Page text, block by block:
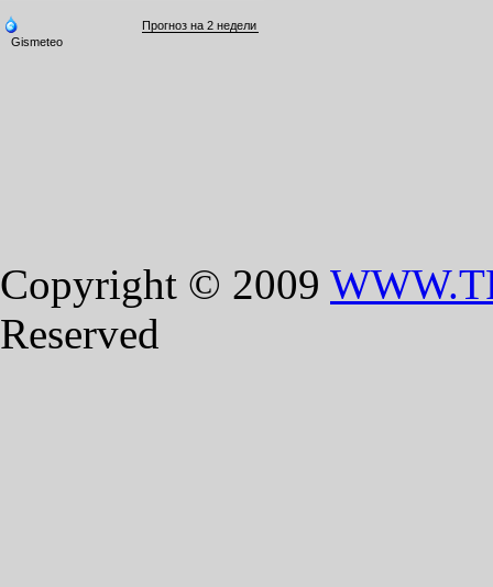
Copyright © 2009
Reserved